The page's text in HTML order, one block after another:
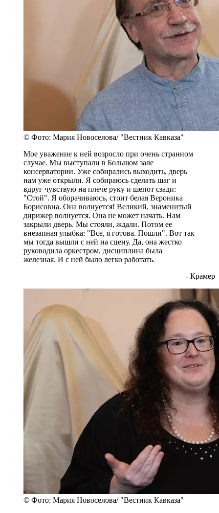
© Фото: Мария Новоселова/ "Вестник Кавказа"
Мое уважение к ней возросло при очень странном
случае. Мы выступали в Большом зале
консерватории. Уже собирались выходить, дверь
нам уже открыли. Я собираюсь сделать шаг и
вдруг чувствую на плече руку и шепот сзади:
"Стой". Я оборачиваюсь, стоит белая Вероника
Борисовна. Она волнуется! Великий, знаменитый
дирижер волнуется. Она не может начать. Нам
закрыли дверь. Мы стояли, ждали. Потом ее
внезапная улыбка: "Все, я готова. Пошли". Вот так
мы тогда вышли с ней на сцену. Да, она жестко
руководила оркестром, дисциплина была
железная. И с ней было легко работать.
- Крамер
© Фото: Мария Новоселова/ "Вестник Кавказа"